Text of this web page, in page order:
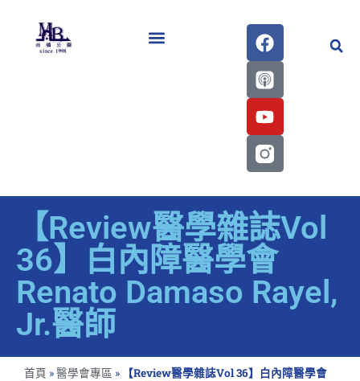
【Review醫學雜誌Vol
36】白內障醫學會
Renato Damaso Rayel,
Jr.醫師
首頁 »醫學會專區 »
【Review醫學雜誌Vol 36】白內障醫學會